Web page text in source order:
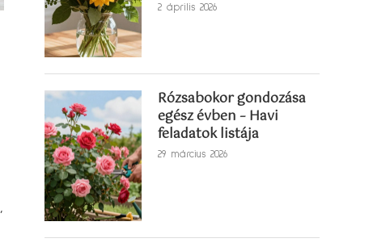
2 április 2026
Rózsabokor gondozása
egész évben – Havi
feladatok listája
29 március 2026